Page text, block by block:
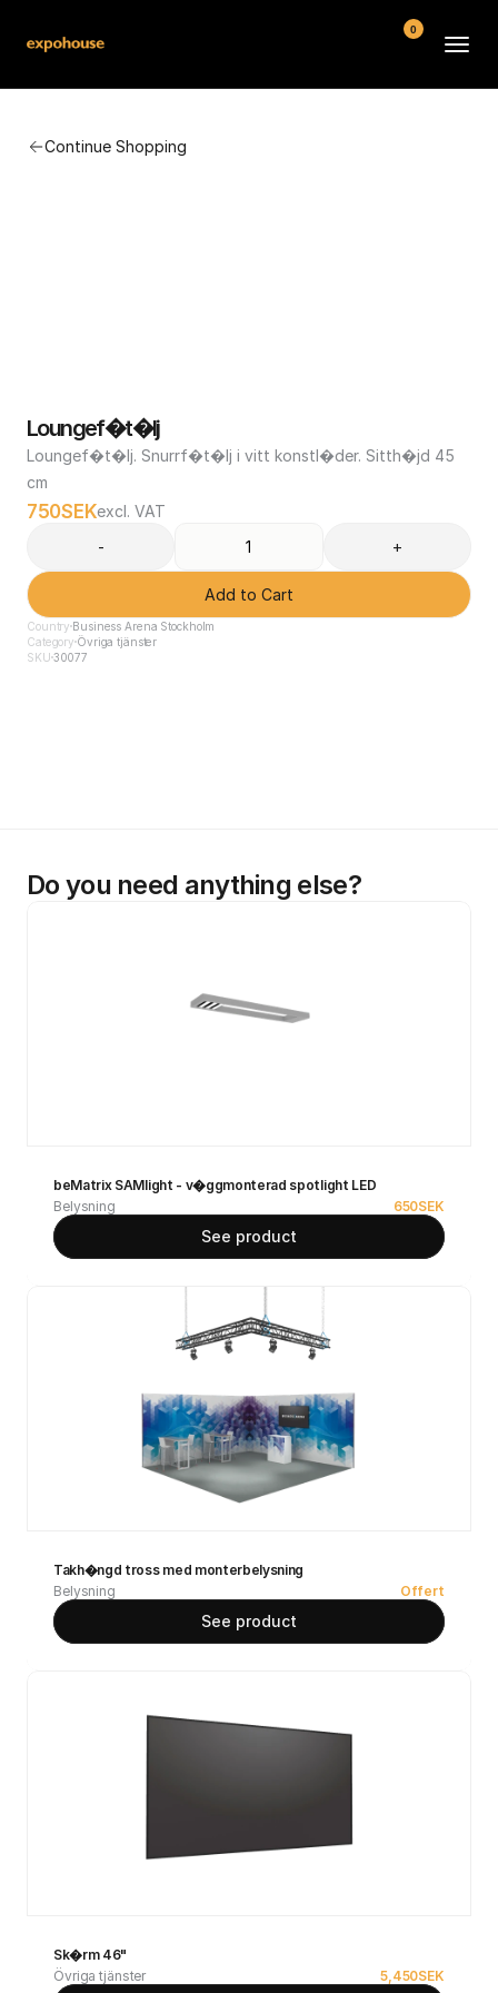
Continue Shopping
Loungef�t�lj
Loungef�t�lj. Snurrf�t�lj i vitt konstl�der. Sitth�jd 45
cm
750SEKexcl. VAT
-
+
Add to Cart
Country Business Arena Stockholm
Category Övriga tjänster
SKU 30077
Do you need anything else?
beMatrix SAMlight - v�ggmonterad spotlight LED
Belysning
650SEK
See product
Takh�ngd tross med monterbelysning
Belysning
Offert
See product
Sk�rm 46"
Övriga tjänster
5,450SEK
0